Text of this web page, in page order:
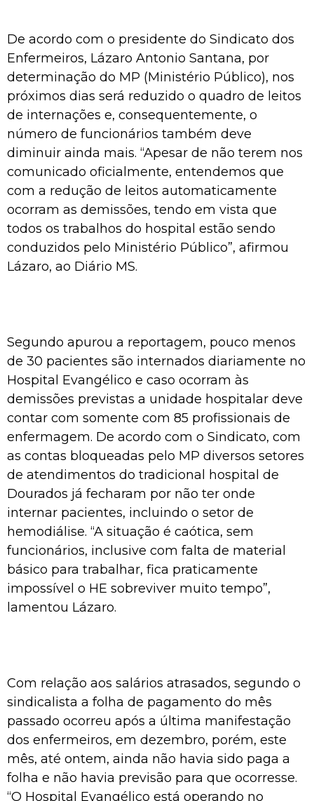
De acordo com o presidente do Sindicato dos
Enfermeiros, Lázaro Antonio Santana, por
determinação do MP (Ministério Público), nos
próximos dias será reduzido o quadro de leitos
de internações e, consequentemente, o
número de funcionários também deve
diminuir ainda mais. “Apesar de não terem nos
comunicado oficialmente, entendemos que
com a redução de leitos automaticamente
ocorram as demissões, tendo em vista que
todos os trabalhos do hospital estão sendo
conduzidos pelo Ministério Público”, afirmou
Lázaro, ao Diário MS.
Segundo apurou a reportagem, pouco menos
de 30 pacientes são internados diariamente no
Hospital Evangélico e caso ocorram às
demissões previstas a unidade hospitalar deve
contar com somente com 85 profissionais de
enfermagem. De acordo com o Sindicato, com
as contas bloqueadas pelo MP diversos setores
de atendimentos do tradicional hospital de
Dourados já fecharam por não ter onde
internar pacientes, incluindo o setor de
hemodiálise. “A situação é caótica, sem
funcionários, inclusive com falta de material
básico para trabalhar, fica praticamente
impossível o HE sobreviver muito tempo”,
lamentou Lázaro.
Com relação aos salários atrasados, segundo o
sindicalista a folha de pagamento do mês
passado ocorreu após a última manifestação
dos enfermeiros, em dezembro, porém, este
mês, até ontem, ainda não havia sido paga a
folha e não havia previsão para que ocorresse.
“O Hospital Evangélico está operando no